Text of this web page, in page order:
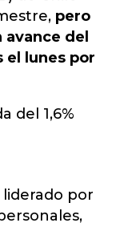
pero
del
el lunes por
del 1,6%
por